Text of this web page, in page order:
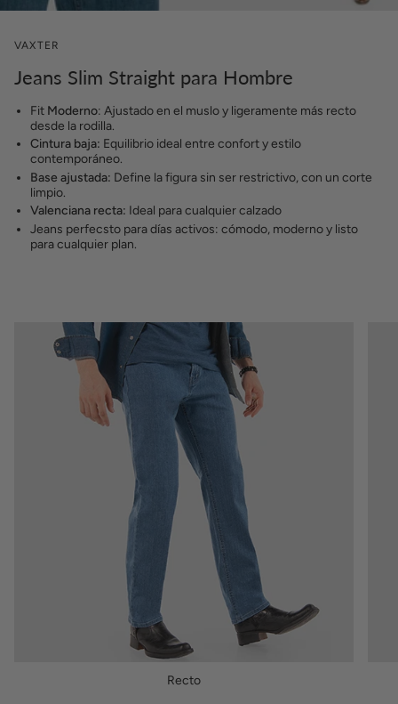
VAXTER
Jeans Slim Straight para Hombre
Fit Moderno: Ajustado en el muslo y ligeramente más recto
desde la rodilla.
Cintura baja: Equilibrio ideal entre confort y estilo
contemporáneo.
Base ajustada: Define la figura sin ser restrictivo, con un corte
limpio.
Valenciana recta: Ideal para cualquier calzado
Jeans perfecsto para días activos: cómodo, moderno y listo
para cualquier plan.
Recto